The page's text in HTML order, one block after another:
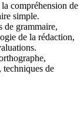
compréhension de
simple.
de grammaire,
de la rédaction,
de